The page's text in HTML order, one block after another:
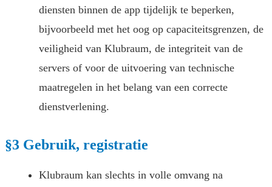
diensten binnen de app tijdelijk te beperken,
bijvoorbeeld met het oog op capaciteitsgrenzen, de
veiligheid van Klubraum, de integriteit van de
servers of voor de uitvoering van technische
maatregelen in het belang van een correcte
dienstverlening.
§3 Gebruik, registratie
Klubraum kan slechts in volle omvang na